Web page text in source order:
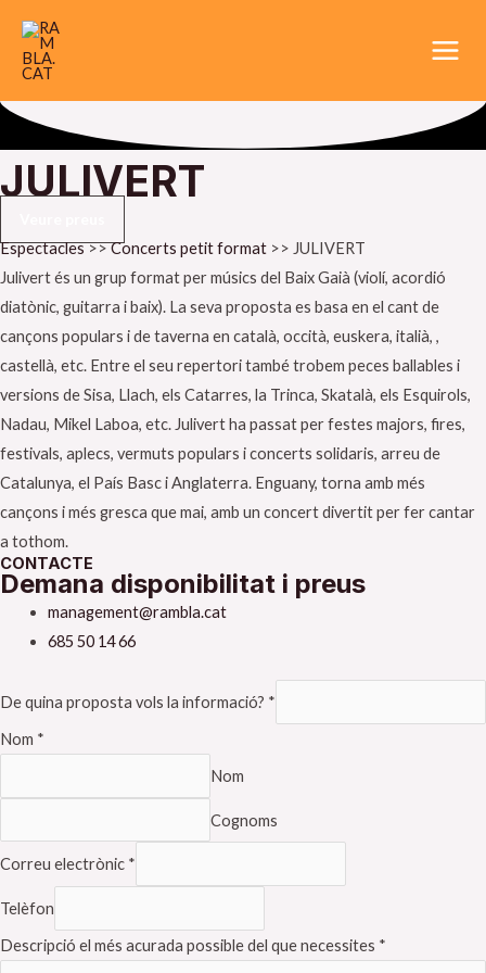
contingut
JULIVERT
Espectacles>>Concerts petit format >> JULIVERT
Julivert és un grup format per músics del Baix Gaià (violí, acordió
diatònic, guitarra i baix). La seva proposta es basa en el cant de
cançons populars i de taverna en català, occità, euskera, italià, ,
castellà, etc. Entre el seu repertori també trobem peces ballables i
versions de Sisa, Llach, els Catarres, la Trinca, Skatalà, els Esquirols,
Nadau, Mikel Laboa, etc. Julivert ha passat per festes majors, fires,
festivals, aplecs, vermuts populars i concerts solidaris, arreu de
Catalunya, el País Basc i Anglaterra. Enguany, torna amb més
cançons i més gresca que mai, amb un concert divertit per fer cantar
a tothom.
CONTACTE
Demana disponibilitat i preus
management@rambla.cat
685 50 14 66
De quina proposta vols la informació? *
Nom *
Nom
Cognoms
Correu electrònic *
Telèfon
Descripció el més acurada possible del que necessites *